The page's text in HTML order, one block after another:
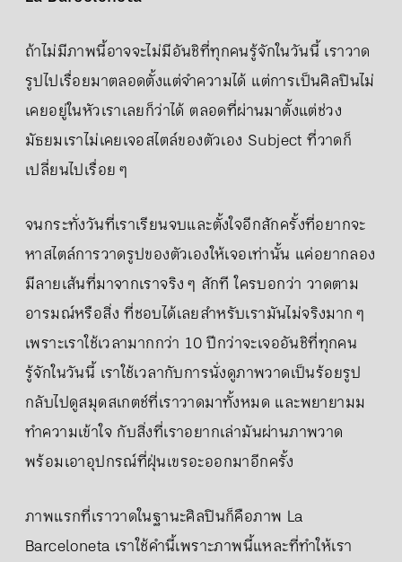
ถ้าไม่มีภาพนี้อาจจะไม่มีอันชิที่ทุกคนรู้จักในวันนี้ เราวาด
รูปไปเรื่อยมาตลอดตั้งแต่จำความได้ แต่การเป็นศิลปินไม่
เคยอยู่ในหัวเราเลยก็ว่าได้ ตลอดที่ผ่านมาตั้งแต่ช่วง
มัธยมเราไม่เคยเจอสไตล์ของตัวเอง Subject ที่วาดก็
เปลี่ยนไปเรื่อย ๆ
จนกระทั่งวันที่เราเรียนจบและตั้งใจอีกสักครั้งที่อยากจะ
หาสไตล์การวาดรูปของตัวเองให้เจอเท่านั้น แค่อยากลอง
มีลายเส้นที่มาจากเราจริง ๆ สักที ใครบอกว่า วาดตาม
อารมณ์หรือสิ่ง ที่ชอบได้เลยสำหรับเรามันไม่จริงมาก ๆ
เพราะเราใช้เวลามากกว่า 10 ปีกว่าจะเจออันชิที่ทุกคน
รู้จักในวันนี้ เราใช้เวลากับการนั่งดูภาพวาดเป็นร้อยรูป
กลับไปดูสมุดสเกตช์ที่เราวาดมาทั้งหมด และพยายามม
ทำความเข้าใจ กับสิ่งที่เราอยากเล่ามันผ่านภาพวาด
พร้อมเอาอุปกรณ์ที่ฝุ่นเขรอะออกมาอีกครั้ง
ภาพแรกที่เราวาดในฐานะศิลปินก็คือภาพ La
Barceloneta เราใช้คำนี้เพราะภาพนี้แหละที่ทำให้เรา